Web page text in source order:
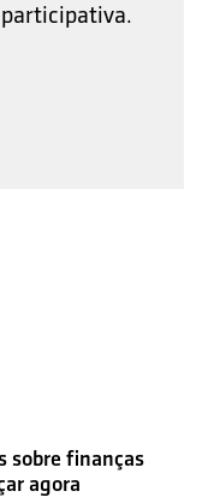
sobre finanças
agora